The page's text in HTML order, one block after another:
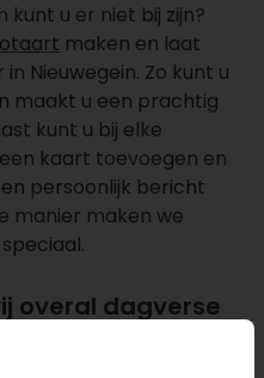
kunt u er niet bij zijn?
maken en laat
Nieuwegein. Zo kunt u
maakt u een prachtig
kunt u bij elke
kaart toevoegen en
persoonlijk bericht
manier maken we
overal dagverse